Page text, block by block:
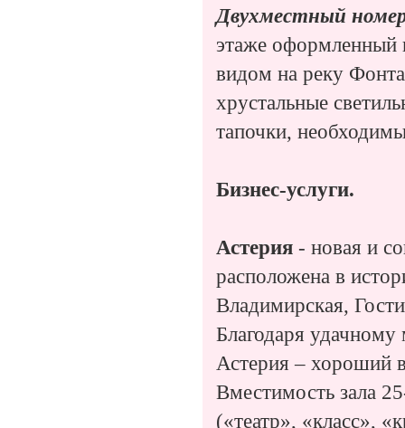
Двухместный
этаже оформленный
видом на реку
хрустальные
тапочки,
Бизнес-услуги.
Астерия - новая и
расположена в
Владимирская,
Благодаря
Астерия – хороший
Вместимость зала
(«театр», «класс»,